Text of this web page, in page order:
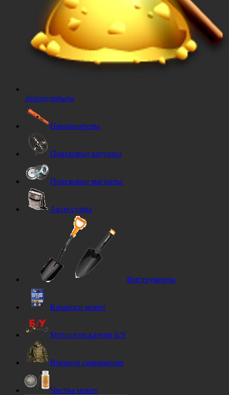
Золотодобыча
Пинпоинтеры
Поисковые катушки
Поисковые магниты
Аксессуары
Инструменты
Каталоги монет
Металлоискатели Б/У
Военное снаряжение
Чистка монет